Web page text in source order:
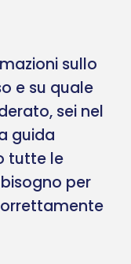
sullo
e su quale
sei nel
guida
tutte le
per